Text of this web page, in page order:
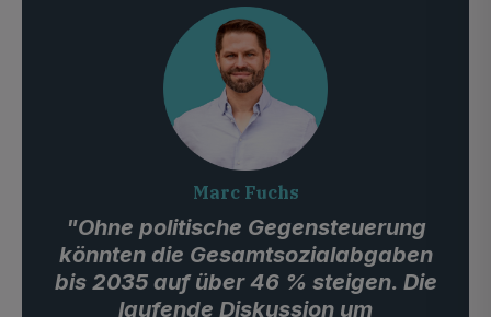
Marc Fuchs
"Ohne politische Gegensteuerung
könnten die Gesamtsozialabgaben
bis 2035 auf über 46 % steigen. Die
laufende Diskussion um